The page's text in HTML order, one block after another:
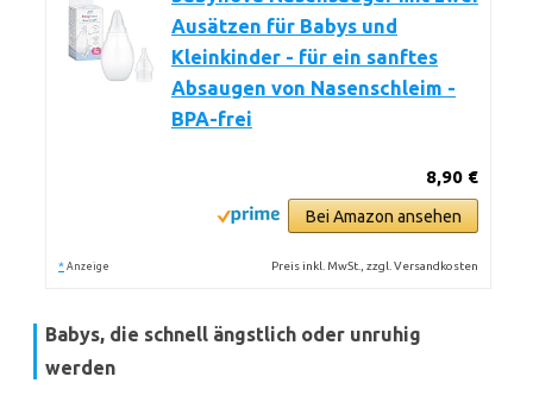
Ausätzen für Babys und
Kleinkinder - für ein sanftes
Absaugen von Nasenschleim -
BPA-frei
8,90 €
Bei Amazon ansehen
* Anzeige Preis inkl. MwSt., zzgl. Versandkosten
Babys, die schnell ängstlich oder unruhig
werden